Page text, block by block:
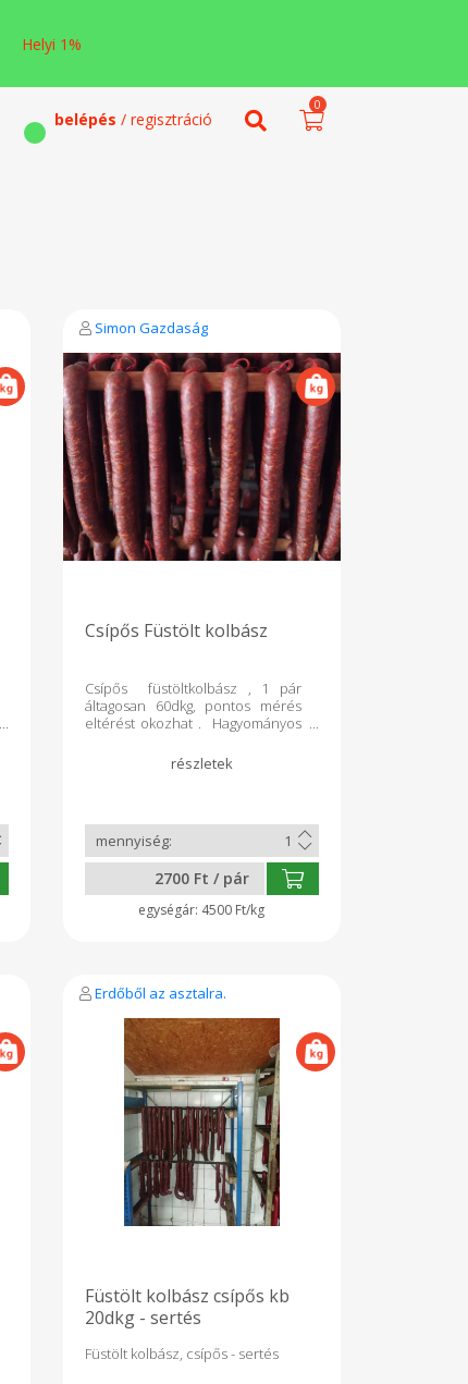
Helyi 1%
belépés / regisztráció
0
Simon Gazdaság
Csípős Füstölt kolbász
Csípős füstöltkolbász , 1 pár
áltagosan 60dkg, pontos mérés
eltérést okozhat . Hagyományos
tartósítószer nélkül készült
2700 Ft / pár
4500 Ft/kg
Erdőből az asztalra.
Füstölt kolbász csípős kb
20dkg - sertés
Füstölt kolbász, csípős - sertés